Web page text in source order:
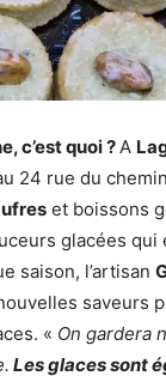
c’est quoi ? A
24 rue du
et boissons
glacées
saison, l’artisan
saveurs
« On gardera
Les glaces sont